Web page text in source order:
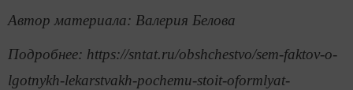
Автор материала: Валерия Белова
Подробнее: https://sntat.ru/obshchestvo/sem-faktov-o-
lgotnykh-lekarstvakh-pochemu-stoit-oformlyat-